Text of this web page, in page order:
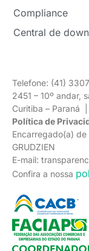
Compliance
Central de
Telefone: (41)
2451 – 10º andar,
Curitiba – Paraná
Política de
Encarregado(a) de
GRUDZIEN
E-mail:
Confira a nossa